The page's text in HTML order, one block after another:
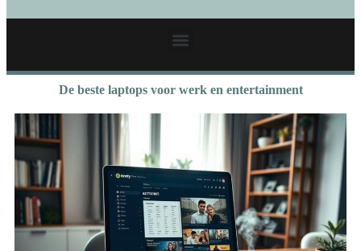
De beste laptops voor werk en entertainment